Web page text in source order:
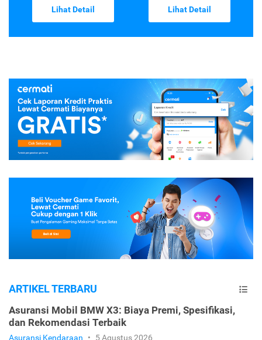
Lihat Detail Lihat Detail
ARTIKEL TERBARU
Asuransi Mobil BMW X3: Biaya Premi, Spesifikasi,
dan Rekomendasi Terbaik
Asuransi Kendaraan • 5 Agustus 2026